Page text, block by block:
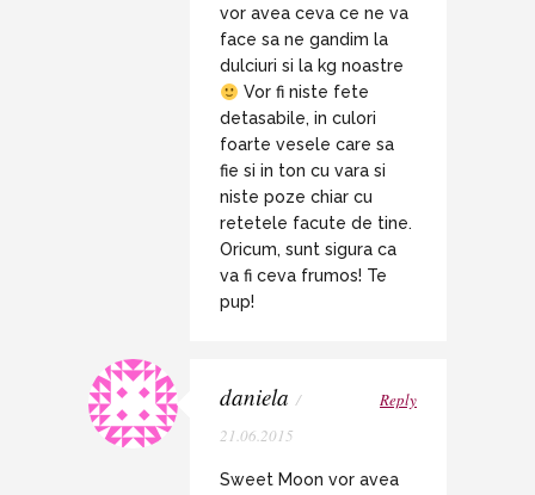
vor avea ceva ce ne va
face sa ne gandim la
dulciuri si la kg noastre
Vor fi niste fete
detasabile, in culori
foarte vesele care sa
fie si in ton cu vara si
niste poze chiar cu
retetele facute de tine.
Oricum, sunt sigura ca
va fi ceva frumos! Te
pup!
daniela /
21.06.2015
Reply
Sweet Moon vor avea